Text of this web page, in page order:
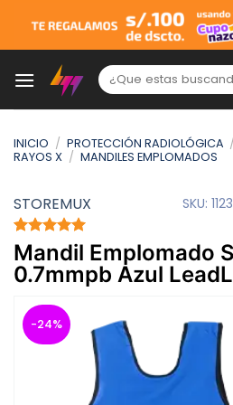
content
Buscar:
INICIO / PROTECCIÓN RADIOLÓGICA /
RAYOS X / MANDILES EMPLOMADOS
STOREMUX
Valorado
con5.00
de 5 en
1
valoración
de un
cliente
SKU:
Mandil Emplomado
0.7mmpb Azul
-24%